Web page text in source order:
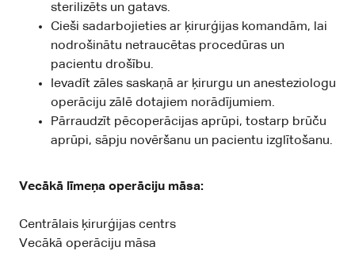
sterilizēts un gatavs.
Cieši sadarbojieties ar ķirurģijas komandām, lai
nodrošinātu netraucētas procedūras un
pacientu drošību.
Ievadīt zāles saskaņā ar ķirurgu un anesteziologu
operāciju zālē dotajiem norādījumiem.
Pārraudzīt pēcoperācijas aprūpi, tostarp brūču
aprūpi, sāpju novēršanu un pacientu izglītošanu.
Vecākā līmeņa operāciju māsa:
Centrālais ķirurģijas centrs
Vecākā operāciju māsa